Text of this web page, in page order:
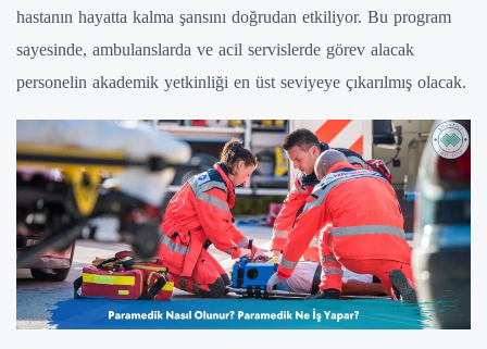
hastanın hayatta kalma şansını doğrudan etkiliyor. Bu program
sayesinde, ambulanslarda ve acil servislerde görev alacak
personelin akademik yetkinliği en üst seviyeye çıkarılmış olacak.